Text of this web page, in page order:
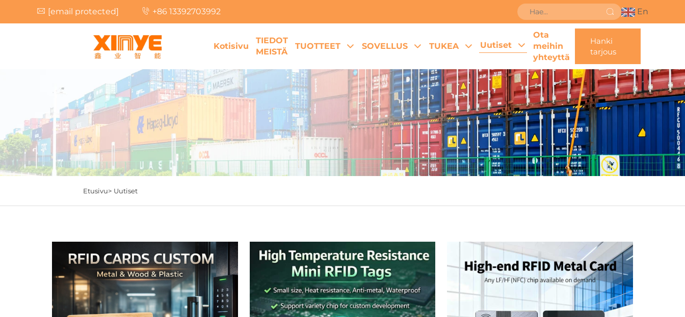
[email protected] +86 13392703992 En
Kotisivu
TIEDOT
MEISTÄ
TUOTTEET SOVELLUS TUKEA Uutiset
Ota
meihin
yhteyttä
Hanki
tarjous
Etusivu> Uutiset